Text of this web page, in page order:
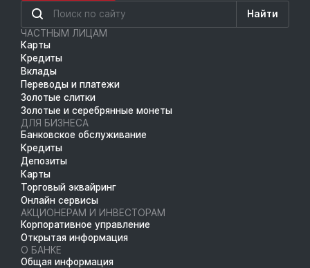
Найти
ЧАСТНЫМ ЛИЦАМ
Карты
Кредиты
Вклады
Переводы и платежи
Золотые слитки
Золотые и серебрянные монеты
ДЛЯ БИЗНЕСА
Банковское обслуживание
Кредиты
Депозиты
Карты
Торговый эквайринг
Онлайн сервисы
АКЦИОНЕРАМ И ИНВЕСТОРАМ
Корпоративное управление
Открытая информация
О БАНКЕ
Общая информация